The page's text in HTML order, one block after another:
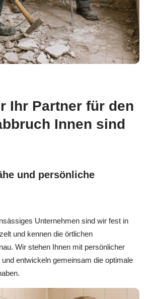
Ihr Partner für den
Innen sind
und persönliche
Unternehmen sind wir fest in
und kennen die örtlichen
Wir stehen Ihnen mit persönlicher
entwickeln gemeinsam die optimale